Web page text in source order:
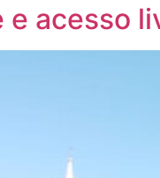
acesso